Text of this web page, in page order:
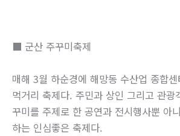
■ 군산 주꾸미축제
매해 3월 하순경에 해망동 수산업 종합
먹거리 축제다. 주민과 상인 그리고 관광
꾸미를 주제로 한 공연과 전시행사뿐 아
하는 인심좋은 축제다.